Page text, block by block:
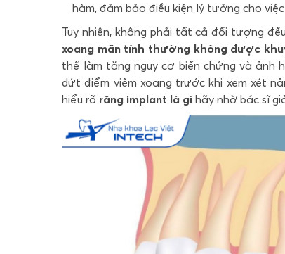
hàm, đảm bảo điều kiện lý tưởng cho
Tuy nhiên, không phải tất cả đối tượng
xoang mãn tính thường không được
thể làm tăng nguy cơ biến chứng và ảnh
dứt điểm viêm xoang trước khi xem xét
hiểu rõ răng implant là gì hãy nhờ bác sĩ